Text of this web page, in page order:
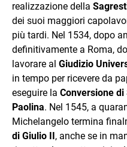
realizzazione della
dei suoi maggiori
più tardi. Nel 1534, dopo
definitivamente a Roma,
lavorare al Giudizio
in tempo per ricevere da
eseguire la Conversione di
Paolina. Nel 1545, a
Michelangelo termina
di Giulio II, anche se in